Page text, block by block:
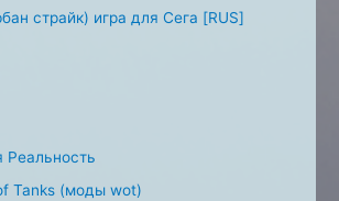
страйк) игра для Сега [RUS]
Tanks (моды wot)